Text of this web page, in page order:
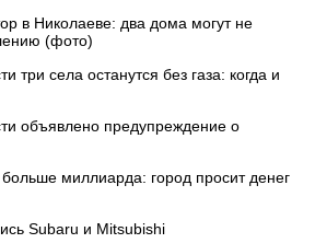
в Николаеве: два дома могут не
(фото)
три села останутся без газа: когда и
объявлено предупреждение о
миллиарда: город просит денег
Subaru и Mitsubishi